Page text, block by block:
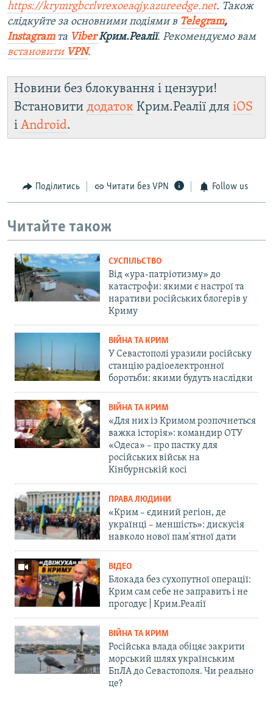
https://krymrgbcrlvrexoeaqjy.azureedge.net. Також
слідкуйте за основними подіями в Telegram,
Instagramта ViberКрим.Реалії. Рекомендуємо вам
встановити VPN.
Новини без блокування і цензури!
Встановити додаток Крим.Реалії для iOS
і Android.
Поділитись Читати без VPN Follow us
Читайте також
СУСПІЛЬСТВО
Від «ура-патріотизму» до
катастрофи: якими є настрої та
наративи російських блогерів у
Криму
ВІЙНА ТА КРИМ
У Севастополі уразили російську
станцію радіоелектронної
боротьби: якими будуть наслідки
ВІЙНА ТА КРИМ
«Для них із Кримом розпочнеться
важка історія»: командир ОТУ
«Одеса» – про пастку для
російських військ на
Кінбурнській косі
ПРАВА ЛЮДИНИ
«Крим – єдиний регіон, де
українці – меншість»: дискусія
навколо нової пам'ятної дати
ВІДЕО
Блокада без сухопутної операції:
Крим сам себе не заправить і не
прогодує | Крим.Реалії
ВІЙНА ТА КРИМ
Російська влада обіцяє закрити
морський шлях українським
БпЛА до Севастополя. Чи реально
це?